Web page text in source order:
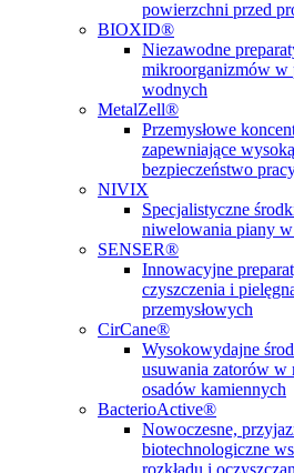
powierzchni przed
BIOXID®
Niezawodne
mikroorganizmów w
wodnych
MetalZell®
Przemysłowe
zapewniające
bezpieczeństwo
NIVIX
Specjalistyczne
niwelowania piany w
SENSER®
Innowacyjne
czyszczenia i
przemysłowych
CirCane®
Wysokowydajne
usuwania zatorów w
osadów kamiennych
BacterioActive®
Nowoczesne,
biotechnologiczne
rozkładu i